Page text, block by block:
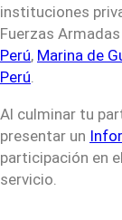
instituciones
Fuerzas
Perú, Marina de
Perú
Al culminar tu
presentar un
participación en
servicio.